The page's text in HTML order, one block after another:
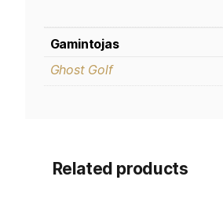
Gamintojas
Ghost Golf
Related products